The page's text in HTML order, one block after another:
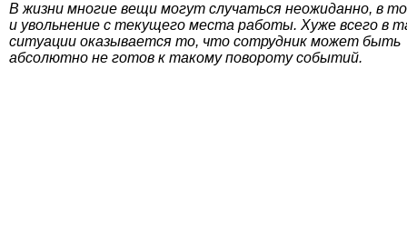
В жизни многие вещи могут случаться неожиданно, в
и увольнение с текущего места работы. Хуже всего в
ситуации оказывается то, что сотрудник может быть
абсолютно не готов к такому повороту событий.